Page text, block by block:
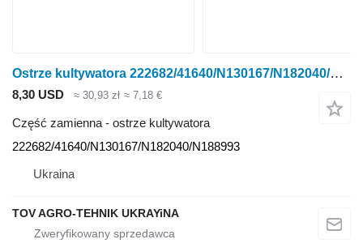
Ostrze kultywatora 222682/41640/N130167/N182040/N188993 do kultywatora John Deere Wil-Rich
8,30 USD ≈ 30,93 zł ≈ 7,18 €
Część zamienna - ostrze kultywatora
222682/41640/N130167/N182040/N188993
Ukraina
TOV AGRO-TEHNIK UKRAYiNA